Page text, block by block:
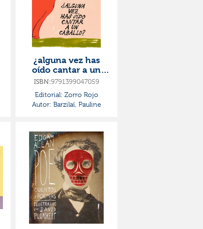
¿alguna vez has
oído cantar a un
caballo?
ISBN:9791399047059
Editorial: Zorro Rojo
Autor: Barzilaï, Pauline